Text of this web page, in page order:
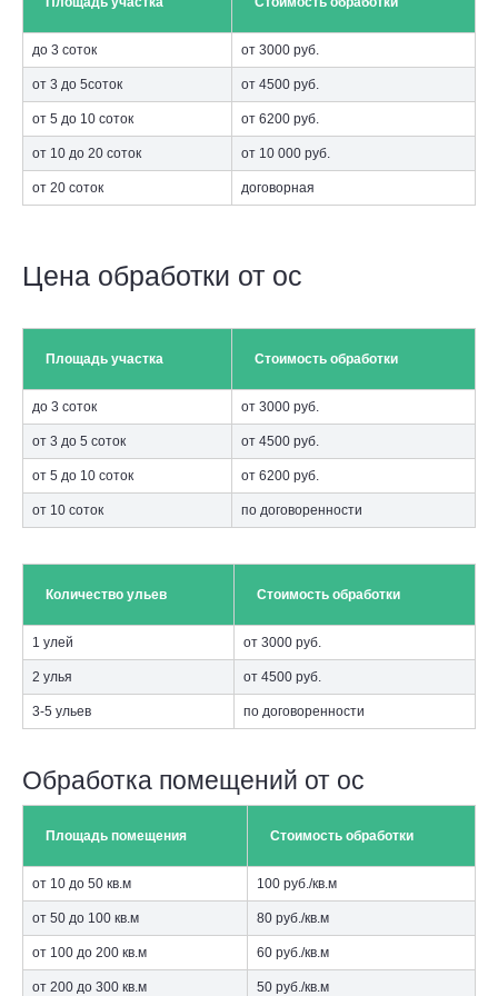
до 3 соток от 3000 руб.
от 3 до 5соток от 4500 руб.
от 5 до 10 соток от 6200 руб.
от 10 до 20 соток от 10 000 руб.
от 20 соток договорная
Цена обработки от ос
Площадь участка Стоимость обработки
до 3 соток от 3000 руб.
от 3 до 5 соток от 4500 руб.
от 5 до 10 соток от 6200 руб.
от 10 соток по договоренности
Количество ульев Стоимость обработки
1 улей от 3000 руб.
2 улья от 4500 руб.
3-5 ульев по договоренности
Обработка помещений от ос
Площадь помещения Стоимость обработки
от 10 до 50 кв.м 100 руб./кв.м
от 50 до 100 кв.м 80 руб./кв.м
от 100 до 200 кв.м 60 руб./кв.м
от 200 до 300 кв.м 50 руб./кв.м